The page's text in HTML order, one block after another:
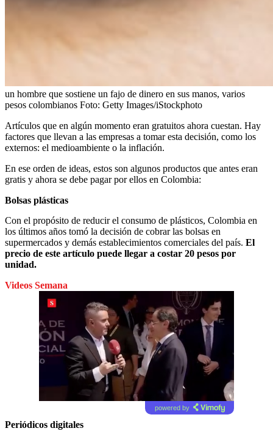
un hombre que sostiene un fajo de dinero en sus manos, varios
pesos colombianos Foto: Getty Images/iStockphoto
Artículos que en algún momento eran gratuitos ahora cuestan. Hay
factores que llevan a las empresas a tomar esta decisión, como los
externos: el medioambiente o la inflación.
En ese orden de ideas, estos son algunos productos que antes eran
gratis y ahora se debe pagar por ellos en Colombia:
Bolsas plásticas
Con el propósito de reducir el consumo de plásticos, Colombia en
los últimos años tomó la decisión de cobrar las bolsas en
supermercados y demás establecimientos comerciales del país. El
precio de este artículo puede llegar a costar 20 pesos por
unidad.
Videos Semana
powered by
Periódicos digitales